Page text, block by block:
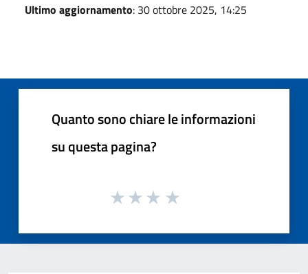
Ultimo aggiornamento: 30 ottobre 2025, 14:25
Quanto sono chiare le informazioni
su questa pagina?